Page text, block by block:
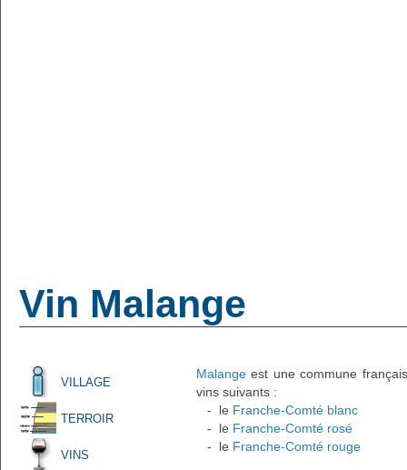
Vin Malange
VILLAGE
TERROIR
VINS
Malange est une commune
vins suivants :
- le Franche-Comté blanc
- le Franche-Comté rosé
- le Franche-Comté rouge